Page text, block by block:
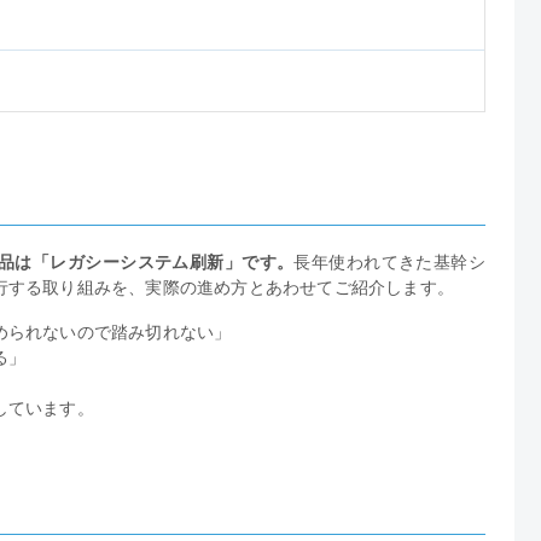
は「レガシーシステム刷新」です。長年使われてきた基幹シ
る取り組みを、実際の進め方とあわせてご紹介します。
れないので踏み切れない」
います。